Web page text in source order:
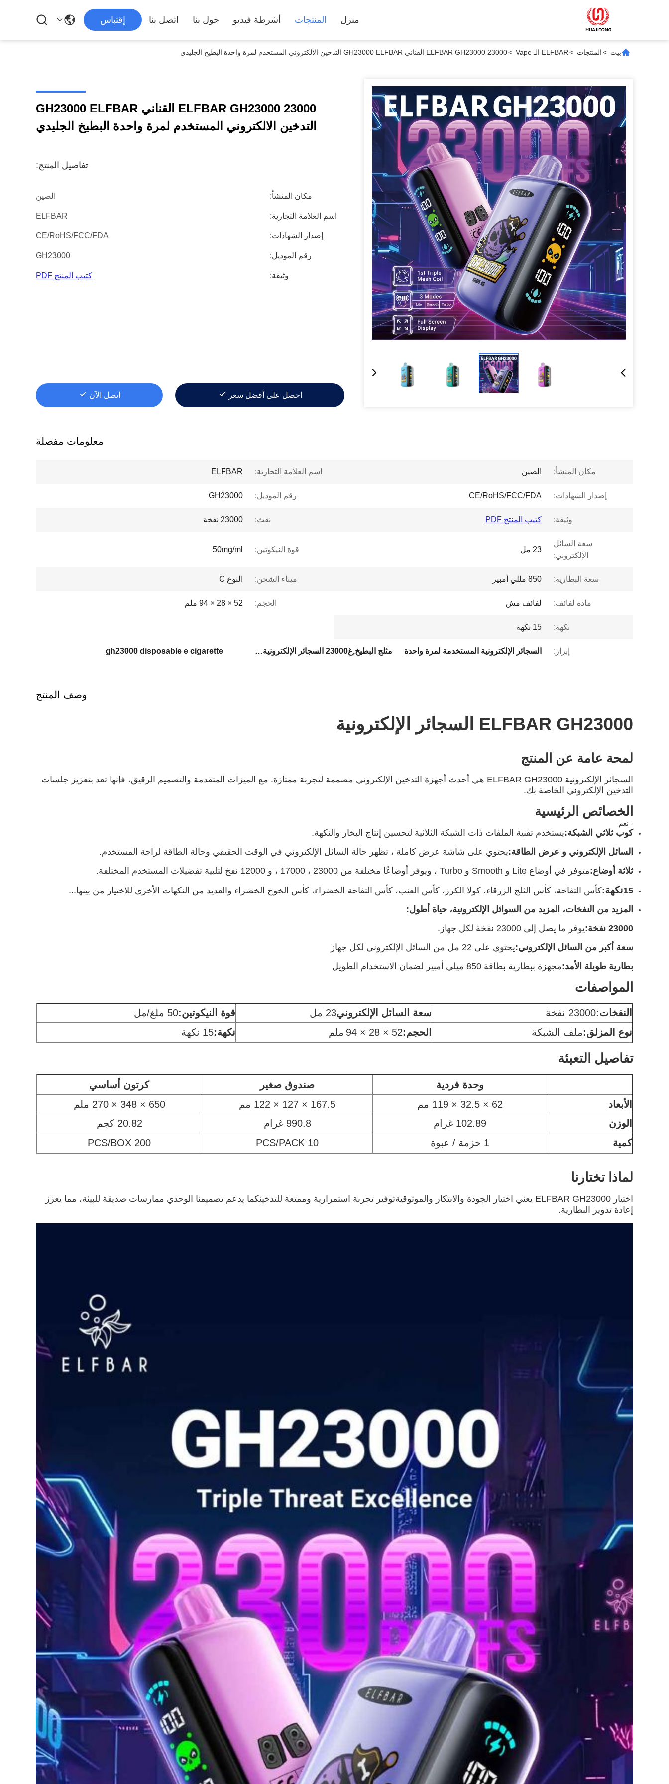
منزل المنتجات أشرطة فيديو حول بنا اتصل بنا إقتباس
بيت >المنتجات >ELFBAR الـ Vape >ELFBAR GH23000 23000 القناني GH23000 ELFBAR التدخين الالكتروني المستخدم لمرة واحدة البطيخ الجليدي
ELFBAR GH23000 23000 القناني GH23000 ELFBAR
التدخين الالكتروني المستخدم لمرة واحدة البطيخ الجليدي
تفاصيل المنتج:
مكان المنشأ: الصين
اسم العلامة التجارية: ELFBAR
إصدار الشهادات: CE/RoHS/FCC/FDA
رقم الموديل: GH23000
وثيقة: كتيب المنتج PDF
احصل على أفضل سعر اتصل الآن
معلومات مفصلة
مكان المنشأ: الصين اسم العلامة التجارية: ELFBAR
إصدار الشهادات: CE/RoHS/FCC/FDA رقم الموديل: GH23000
وثيقة: كتيب المنتج PDF نفث: 23000 نفخة
سعة السائل
الإلكتروني:
23 مل قوة النيكوتين: 50mg/ml
سعة البطارية: 850 مللي أمبير ميناء الشحن: النوع C
مادة لفائف: لفائف مش الحجم: 52 × 28 × 94 ملم
نكهة: 15 نكهة
إبراز: السجائر الإلكترونية المستخدمة لمرة واحدة مثلج البطيخ,غ23000 السجائر الإلكترونية المستخدمة لمرة واحدة,gh23000 سيجارة إستخدام مرة واحدة gh23000 disposable e cigarette
وصف المنتج
ELFBAR GH23000 السجائر الإلكترونية
لمحة عامة عن المنتج
السجائر الإلكترونية ELFBAR GH23000 هي أحدث أجهزة التدخين الإلكتروني مصممة لتجربة ممتازة. مع الميزات المتقدمة والتصميم الرقيق، فإنها تعد بتعزيز جلسات
التدخين الإلكتروني الخاصة بك.
الخصائص الرئيسية
- نعم
كوب ثلاثي الشبكة:يستخدم تقنية الملفات ذات الشبكة الثلاثية لتحسين إنتاج البخار والنكهة.
السائل الإلكتروني و عرض الطاقة:يحتوي على شاشة عرض كاملة ، تظهر حالة السائل الإلكتروني في الوقت الحقيقي وحالة الطاقة لراحة المستخدم.
ثلاثة أوضاع:متوفر في أوضاع Lite و Smooth و Turbo ، ويوفر أوضاعًا مختلفة من 23000 ، 17000 ، و 12000 نفخ لتلبية تفضيلات المستخدم المختلفة.
15نكهة:كأس التفاحة، كأس الثلج الزرقاء، كولا الكرز، كأس العنب، كأس التفاحة الخضراء، كأس الخوخ الخضراء والعديد من النكهات الأخرى للاختيار من بينها...
المزيد من النفخات، المزيد من السوائل الإلكترونية، حياة أطول:
23000 نفخة:
يوفر ما يصل إلى 23000 نفخة لكل جهاز.
سعة أكبر من السائل الإلكتروني:يحتوي على 22 مل من السائل الإلكتروني لكل جهاز
بطارية طويلة الأمد:مجهزة ببطارية بطاقة 850 ميلي أمبير لضمان الاستخدام الطويل
المواصفات
النفخات:23000 نفخة سعة السائل الإلكتروني23 مل قوة النيكوتين:50 ملغ/مل
نوع المزلق:ملف الشبكة الحجم:52 × 28 × 94 ملم نكهة:15 نكهة
تفاصيل التعبئة
وحدة فردية صندوق صغير
كرتون أساسي
الأبعاد
62 × 32.5 × 119 مم 167.5 × 127 × 122 مم
650 × 348 × 270 ملم
الوزن
102.89 غرام 990.8 غرام
20.82 كجم
كمية
1 حزمة / عبوة 10 PCS/PACK
200 PCS/BOX
لماذا تختارنا
اختيار ELFBAR GH23000 يعني اختيار الجودة والابتكار والموثوقيةتوفير تجربة استمرارية وممتعة للتدخينكما يدعم تصميمنا الوحدي ممارسات صديقة للبيئة، مما يعزز
إعادة تدوير البطارية.